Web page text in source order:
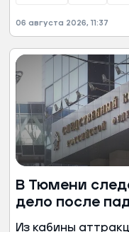
06 августа 2026, 11:37
В Тюмени
дело после
кабины
Из кабины